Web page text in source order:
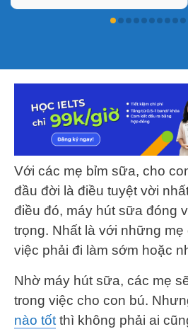
Với các mẹ bỉm sữa, cho
đầu đời là điều tuyệt vời
điều đó, máy hút sữa đóng
trọng. Nhất là với những mẹ
việc phải đi làm sớm hoặc
Nhờ máy hút sữa, các mẹ
trong việc cho con bú.
nào tốt thì không phải ai